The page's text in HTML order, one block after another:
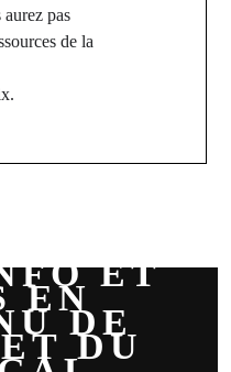
pas
de la
ET
EN
DE
DU